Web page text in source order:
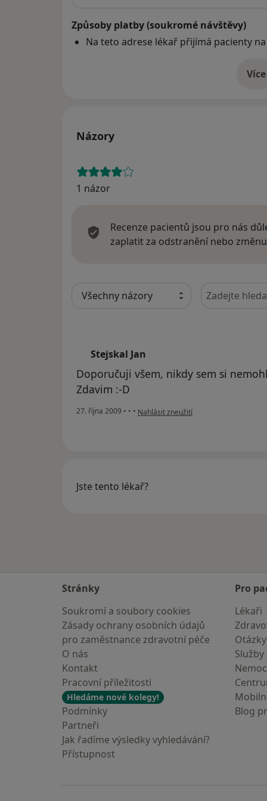
Způsoby platby (soukromé návštěvy)
Na teto adrese lékař přijímá pacienty
Více
o
Názory
1 názor
Recenze pacientů jsou pro nás
zaplatit za odstranění nebo
Hledejte v
Stejskal Jan
Doporučuji všem, nikdy sem si
Zdavim :-D
27. října 2009 • • • podle názoru uživatele Stejskal Jan
Nahlásit zneužití
Jste tento lékař?
Stránky
Soukromí a soubory cookies
Zásady ochrany osobních údajů
pro zaměstnance zdravotní péče
O nás
Kontakt
Pracovní příležitosti
Hledáme nové kolegy!
Podmínky
Partneři
Jak řadíme výsledky vyhledávání?
Přístupnost
Pro
Lékaři
Služby
Blog